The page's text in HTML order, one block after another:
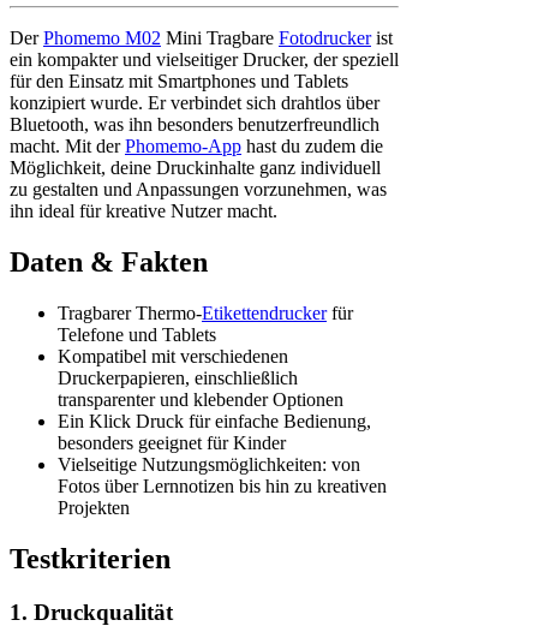
DerPhomemo M02 Mini Tragbare Fotodruckerist
ein kompakter und vielseitiger Drucker, der speziell
für den Einsatz mit Smartphones und Tablets
konzipiert wurde. Er verbindet sich drahtlos über
Bluetooth, was ihn besonders benutzerfreundlich
macht. Mit derPhomemo-App hast du zudem die
Möglichkeit, deine Druckinhalte ganz individuell
zu gestalten und Anpassungen vorzunehmen, was
ihn ideal für kreative Nutzer macht.
Daten & Fakten
Tragbarer Thermo-Etikettendruckerfür
Telefone und Tablets
Kompatibel mit verschiedenen
Druckerpapieren, einschließlich
transparenter und klebender Optionen
Ein Klick Druck für einfache Bedienung,
besonders geeignet für Kinder
Vielseitige Nutzungsmöglichkeiten: von
Fotos über Lernnotizen bis hin zu kreativen
Projekten
Testkriterien
1. Druckqualität